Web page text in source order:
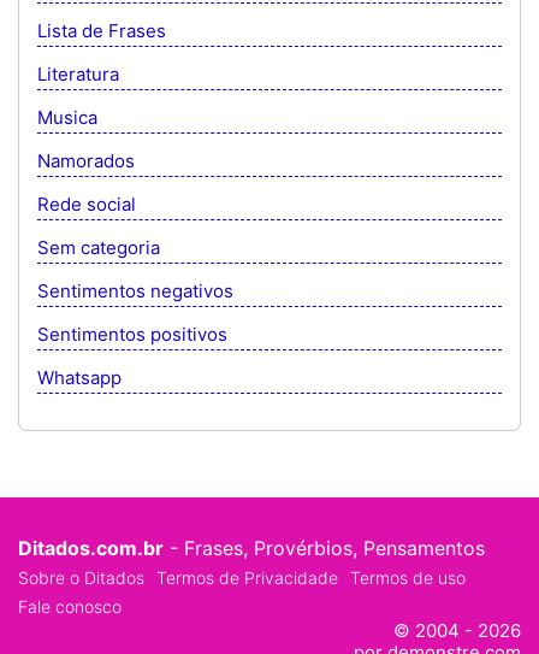
Lista de Frases
Literatura
Musica
Namorados
Rede social
Sem categoria
Sentimentos negativos
Sentimentos positivos
Whatsapp
Ditados.com.br - Frases, Provérbios, Pensamentos
Sobre o Ditados Termos de Privacidade Termos de uso
Fale conosco
© 2004 - 2026